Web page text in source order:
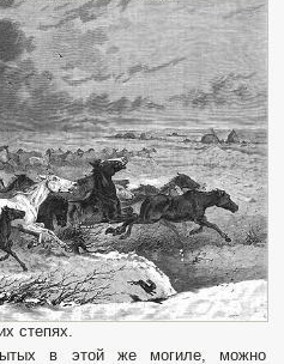
степях.
в этой же могиле, можно